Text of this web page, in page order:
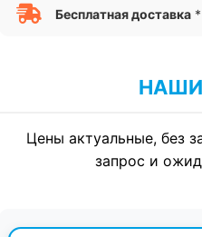
Бесплатная доставка *
Цены актуальные, без
запрос и